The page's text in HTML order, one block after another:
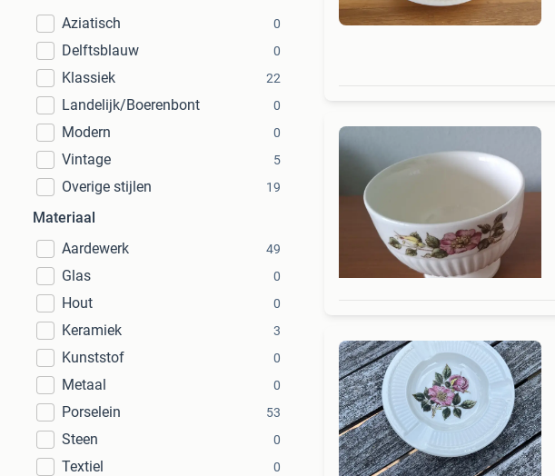
Aziatisch
0
Delftsblauw 0
Klassiek 22
Landelijk/Boerenbont 0
Modern 0
Vintage 5
Overige stijlen 19
Materiaal
Aardewerk
49
Glas 0
Hout 0
Keramiek 3
Kunststof 0
Metaal 0
Porselein 53
Steen 0
Textiel 0